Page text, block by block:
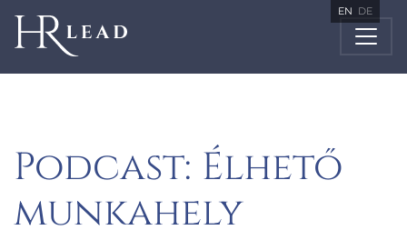
EN DE
Podcast: Élhető
munkahely